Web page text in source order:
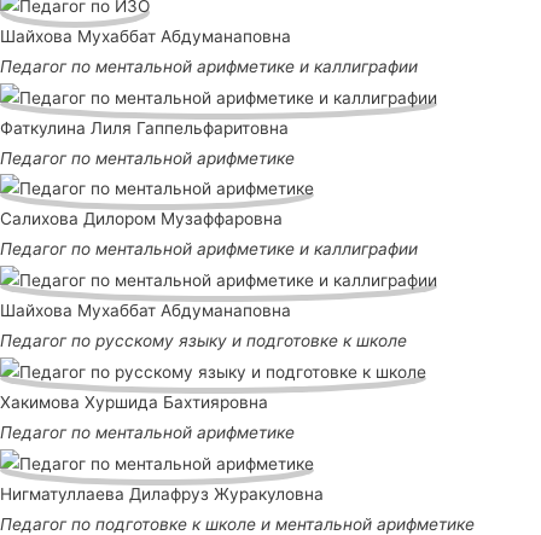
Шайхова Мухаббат Абдуманаповна
Педагог по ментальной арифметике и каллиграфии
Фаткулина Лиля Гаппельфаритовна
Педагог по ментальной арифметике
Салихова Дилором Музаффаровна
Педагог по ментальной арифметике и каллиграфии
Шайхова Мухаббат Абдуманаповна
Педагог по русскому языку и подготовке к школе
Хакимова Хуршида Бахтияровна
Педагог по ментальной арифметике
Нигматуллаева Дилафруз Журакуловна
Педагог по подготовке к школе и ментальной арифметике